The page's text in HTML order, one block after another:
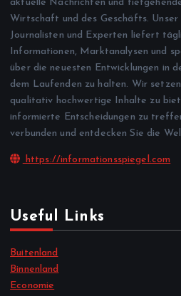
aktuelle Nachrichten und
Wirtschaft und des Geschäfts.
Journalisten und Experten liefert
Informationen, Marktanalysen und
über die neuesten Entwicklungen in
dem Laufenden zu halten. Wir
qualitativ hochwertige Inhalte zu
informierte Entscheidungen zu
verbunden und entdecken Sie die
https://informationsspiegel.com
Useful Links
Buitenland
Binnenland
Economie